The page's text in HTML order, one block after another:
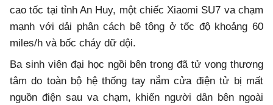
cao tốc tại tỉnh An Huy, một chiếc Xiaomi SU7 va chạm
mạnh với dải phân cách bê tông ở tốc độ khoảng 60
miles/h và bốc cháy dữ dội.
Ba sinh viên đại học ngồi bên trong đã tử vong thương
tâm do toàn bộ hệ thống tay nắm cửa điện tử bị mất
nguồn điện sau va chạm, khiến người dân bên ngoài